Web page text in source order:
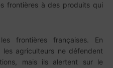
frontières à des produits qui
frontières françaises. En
les agriculteurs ne défendent
mais ils alertent sur le